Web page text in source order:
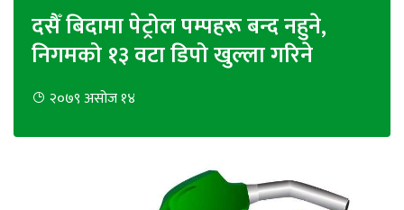
सम्पादकीय
दसैँ बिदामा पेट्रोल पम्पहरू बन्द नहुने,
निगमको १३ वटा डिपो खुल्ला गरिने
२०७९ असोज १४